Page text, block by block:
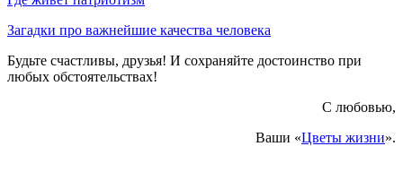
Загадки про важнейшие качества человека
Будьте счастливы, друзья! И сохраняйте достоинство при
любых обстоятельствах!
С любовью,
Ваши «Цветы жизни».